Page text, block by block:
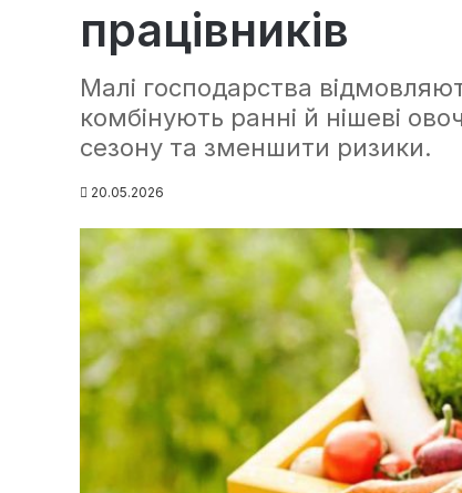
працівників
Малі господарства
комбінують ранні й нішеві
сезону та зменшити ризики.
20.05.2026